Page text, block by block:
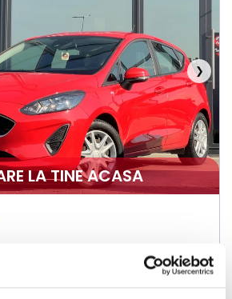
❯
LA TINE ACASA
Manuala